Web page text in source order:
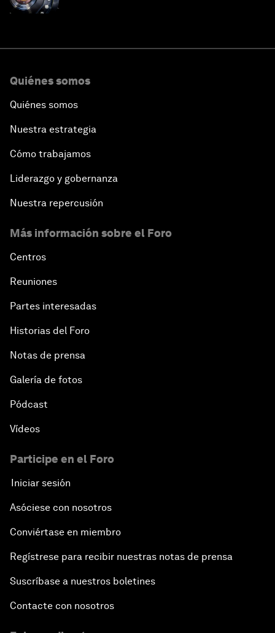
Quiénes somos
Quiénes somos
Nuestra estrategia
Cómo trabajamos
Liderazgo y gobernanza
Nuestra repercusión
Más información sobre el Foro
Centros
Reuniones
Partes interesadas
Historias del Foro
Notas de prensa
Galería de fotos
Pódcast
Vídeos
Participe en el Foro
Iniciar sesión
Asóciese con nosotros
Conviértase en miembro
Regístrese para recibir nuestras notas de prensa
Suscríbase a nuestros boletines
Contacte con nosotros